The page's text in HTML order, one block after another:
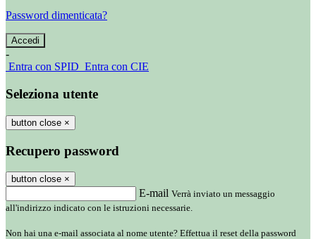
Password dimenticata?
-
Entra con SPID Entra con CIE
Seleziona utente
button close ×
Recupero password
button close ×
E-mail Verrà inviato un messaggio
all'indirizzo indicato con le istruzioni necessarie.
Non hai una e-mail associata al nome utente? Effettua il reset della password